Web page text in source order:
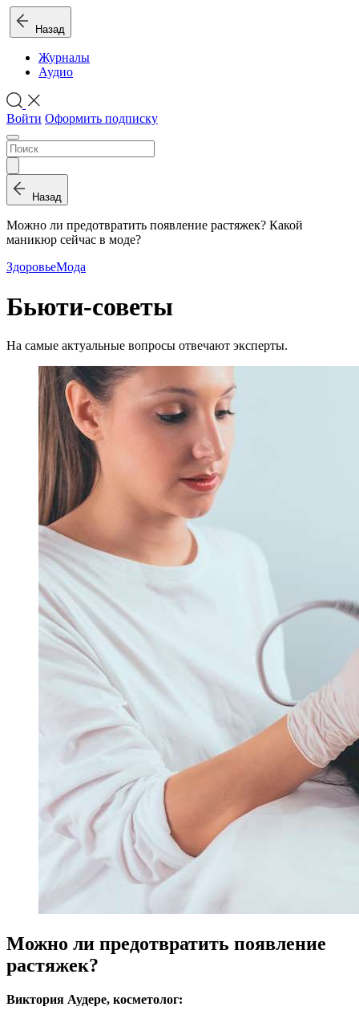
Назад
Журналы
Аудио
Войти Оформить подписку
Назад
Можно ли предотвратить появление растяжек? Какой
маникюр сейчас в моде?
ЗдоровьеМода
Бьюти-советы
На самые актуальные вопросы отвечают эксперты.
Можно ли предотвратить появление
растяжек?
Виктория Аудере, косметолог: